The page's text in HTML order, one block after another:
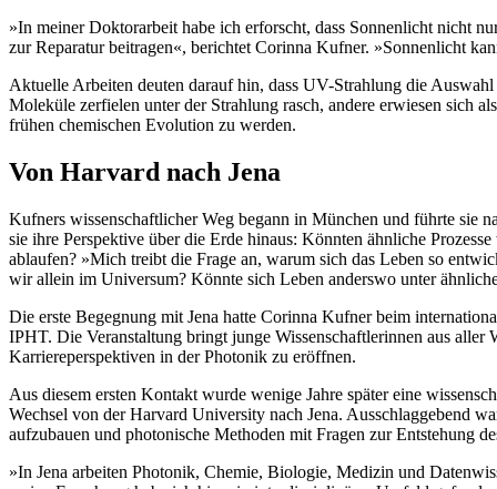
»In meiner Doktorarbeit habe ich erforscht, dass Sonnenlicht nicht
zur Reparatur beitragen«, berichtet Corinna Kufner. »Sonnenlicht
Aktuelle Arbeiten deuten darauf hin, dass UV-Strahlung die
Moleküle zerfielen unter der Strahlung rasch, andere erwiesen sich
frühen chemischen Evolution zu werden.
Von Harvard nach Jena
Kufners wissenschaftlicher Weg begann in München und führte sie
sie ihre Perspektive über die Erde hinaus: Könnten ähnliche
ablaufen? »Mich treibt die Frage an, warum sich das Leben so
wir allein im Universum? Könnte sich Leben anderswo unter
Die erste Begegnung mit Jena hatte Corinna Kufner beim
IPHT. Die Veranstaltung bringt junge Wissenschaftlerinnen aus aller
Karriereperspektiven in der Photonik zu eröffnen.
Aus diesem ersten Kontakt wurde wenige Jahre später eine
Wechsel von der Harvard University nach Jena. Ausschlaggebend
aufzubauen und photonische Methoden mit Fragen zur Entstehung
»In Jena arbeiten Photonik, Chemie, Biologie, Medizin und